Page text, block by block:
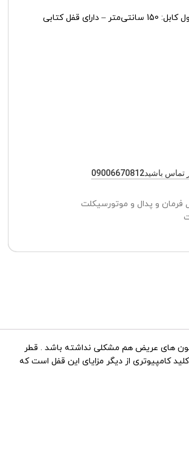
قفل کابلی (سیم بکسل) – انعطاف پذیری مناسب – طول کابل: 150 سانتی‌متر – دارای قفل کتابی
فرمان و پدال و موتورسیکلت
برای بستن دور ستون های عریض هم مشکلی نداشته باشد . قطر
کامپیوتری از دیگر مزایای این قفل است که